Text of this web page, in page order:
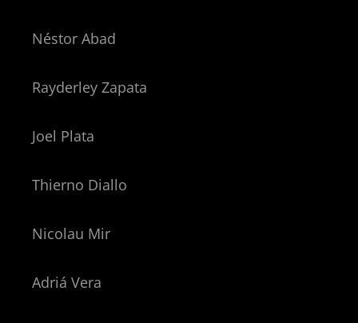
Néstor Abad
Rayderley Zapata
Joel Plata
Thierno Diallo
Nicolau Mir
Adriá Vera